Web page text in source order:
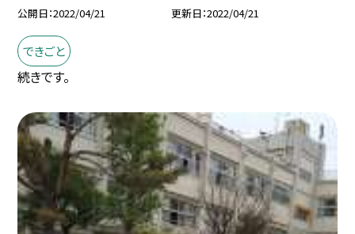
公開日 2022/04/21 更新日 2022/04/21
できごと
続きです。